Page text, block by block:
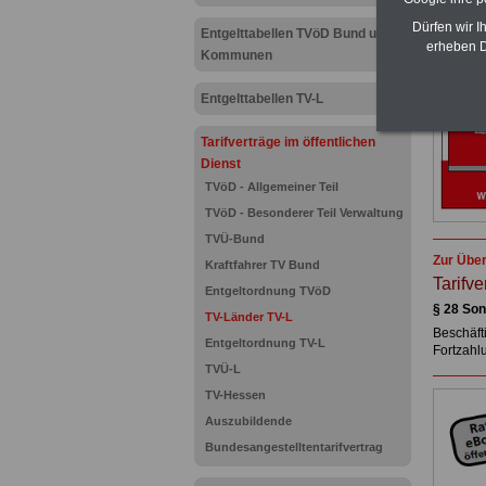
Entgelttabellen TVöD Bund und
Kommunen
Entgelttabellen TV-L
Tarifverträge im öffentlichen
Dienst
TVöD - Allgemeiner Teil
TVöD - Besonderer Teil Verwaltung
TVÜ-Bund
Kraftfahrer TV Bund
Entgeltordnung TVöD
TV-Länder TV-L
Entgeltordnung TV-L
TVÜ-L
TV-Hessen
Auszubildende
Bundesangestelltentarifvertrag
Zur
§ 28
Dürfen wir
erheben